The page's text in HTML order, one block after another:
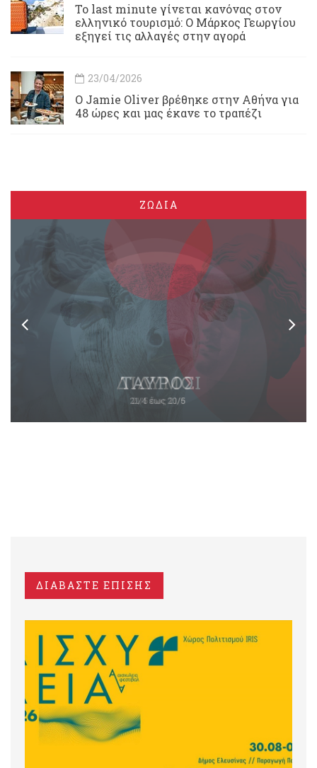
Το last minute γίνεται κανόνας στον
ελληνικό τουρισμό: Ο Μάρκος Γεωργίου
εξηγεί τις αλλαγές στην αγορά
23/04/2026
Ο Jamie Oliver βρέθηκε στην Αθήνα για
48 ώρες και μας έκανε το τραπέζι
ΖΩΔΙΑ
ΔΙΑΒΑΣΤΕ ΕΠΙΣΗΣ